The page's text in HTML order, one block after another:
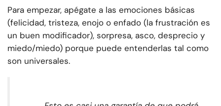
Para empezar, apégate a las emociones básicas
(felicidad, tristeza, enojo o enfado (la frustración es
un buen modificador), sorpresa, asco, desprecio y
miedo/miedo) porque puede entenderlas tal como
son universales.